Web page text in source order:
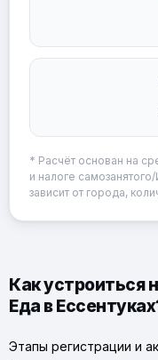
* Расчёт основан на
и налоге
зависит от города,
Как устроиться
Еда в
Этапы регистрации и